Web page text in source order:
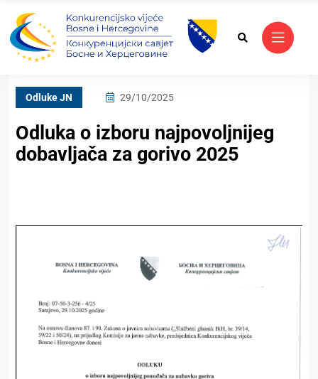
Odluke JN 29/10/2025
Odluka o izboru najpovoljnijeg
dobavljača za gorivo 2025